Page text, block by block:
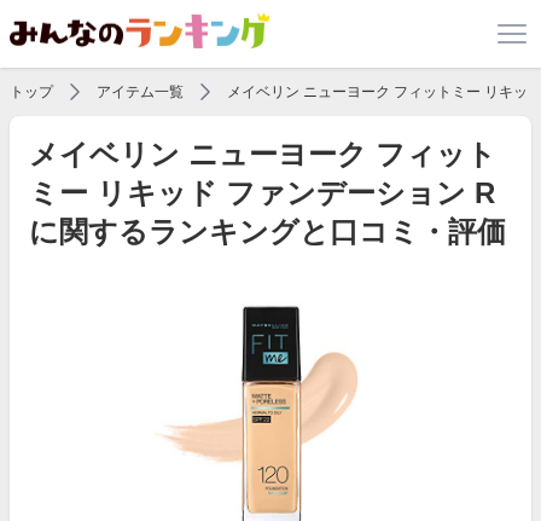
トップ アイテム一覧 メイベリン ニューヨーク フィットミー リキッ
メイベリン ニューヨーク フィット
ミー リキッド ファンデーション R
に関するランキングと口コミ・評価